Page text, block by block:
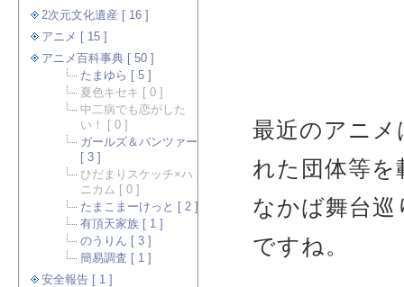
最近のアニ
れた団体等
なかば舞台
ですね。
2次元文化遺産 [ 16 ]
アニメ [ 15 ]
アニメ百科事典 [ 50 ]
たまゆら [ 5 ]
夏色キセキ [ 0 ]
中二病でも恋がした
い！ [ 0 ]
ガールズ＆パンツァー
[ 3 ]
ひだまりスケッチ×ハ
ニカム [ 0 ]
たまこまーけっと [ 2 ]
有頂天家族 [ 1 ]
のうりん [ 3 ]
簡易調査 [ 1 ]
安全報告 [ 1 ]